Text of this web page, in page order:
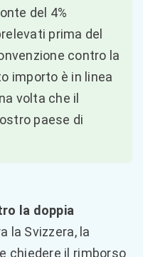
del 4%
prima del
contro la
importo è in linea
volta che il
paese di
la doppia
la Svizzera, la
chiedere il rimborso